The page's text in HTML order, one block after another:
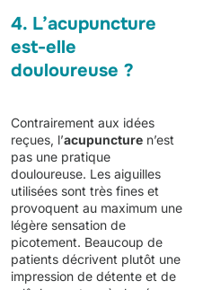
4. L’acupuncture
est-elle
douloureuse ?
Contrairement aux idées
reçues, l’acupuncture n’est
pas une pratique
douloureuse. Les aiguilles
utilisées sont très fines et
provoquent au maximum une
légère sensation de
picotement. Beaucoup de
patients décrivent plutôt une
impression de détente et de